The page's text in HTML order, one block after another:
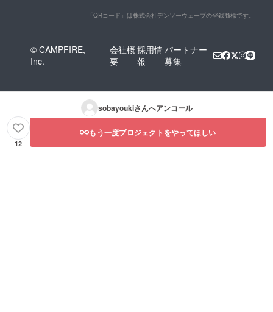
「QRコード」は株式会社デンソーウェーブの登録商標です。
© CAMPFIRE,
Inc.
会社概
要
採用情
報
パートナー
募集
sobayoukiさんへアンコール
12
もう一度プロジェクトをやってほしい